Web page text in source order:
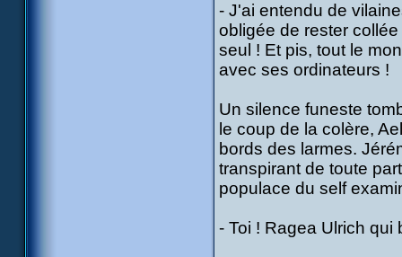
- J'ai entendu de
obligée de rester
seul ! Et pis, tout le
avec ses ordinateurs !
Un silence funeste
le coup de la colère,
bords des larmes.
transpirant de toute
populace du self
- Toi ! Ragea Ulrich qui